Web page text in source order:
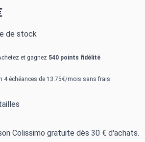
de stock
et gagnez 540 points fidélité
4 échéances de 13.75€/mois sans frais.
Colissimo gratuite dès 30 € d'achats.